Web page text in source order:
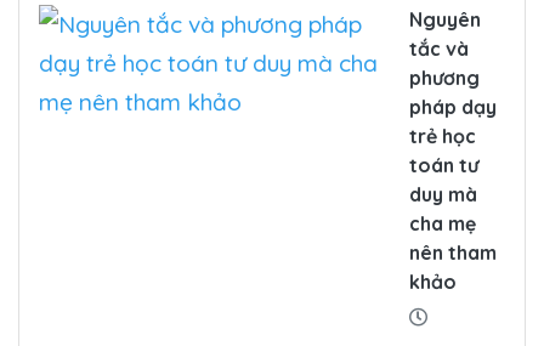
Nguyên
tắc và
phương
pháp dạy
trẻ học
toán tư
duy mà
cha mẹ
nên tham
khảo